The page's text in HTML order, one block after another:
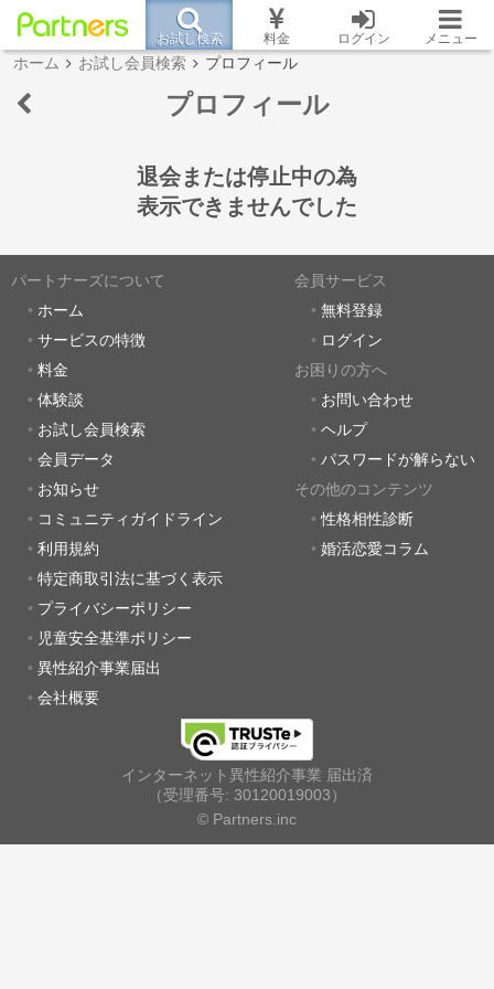
お試し検索 料金 ログイン メニュー
ホーム お試し会員検索 プロフィール
プロフィール
退会または停止中の為
表示できませんでした
パートナーズについて
ホーム
サービスの特徴
料金
体験談
お試し会員検索
会員データ
お知らせ
コミュニティガイドライン
利用規約
特定商取引法に基づく表示
プライバシーポリシー
児童安全基準ポリシー
異性紹介事業届出
会社概要
会員サービス
無料登録
ログイン
お困りの方へ
お問い合わせ
ヘルプ
パスワードが解らない
その他のコンテンツ
性格相性診断
婚活恋愛コラム
インターネット異性紹介事業 届出済
（受理番号: 30120019003）
© Partners.inc